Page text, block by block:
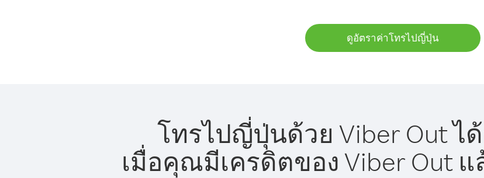
ดูอัตราค่าโทรไปญี่ปุ่น
โทรไปญี่ปุ่นด้วย Viber Out ไ
เมื่อคุณมีเครดิตของ Viber Out